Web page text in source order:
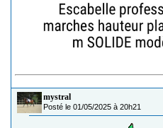
mystral
Posté le 01/05/2025 à 20h21